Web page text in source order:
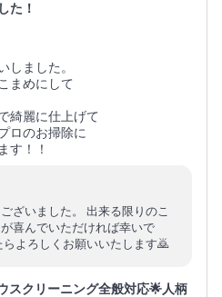
た！
しました。
まめにして
綺麗に仕上げて
ロのお掃除に
す！！
ざいました。 出来る限りのこ
喜んでいただければ幸いで
よろしくお願いいたします🙇
スクリーニング全般対応🌟人柄